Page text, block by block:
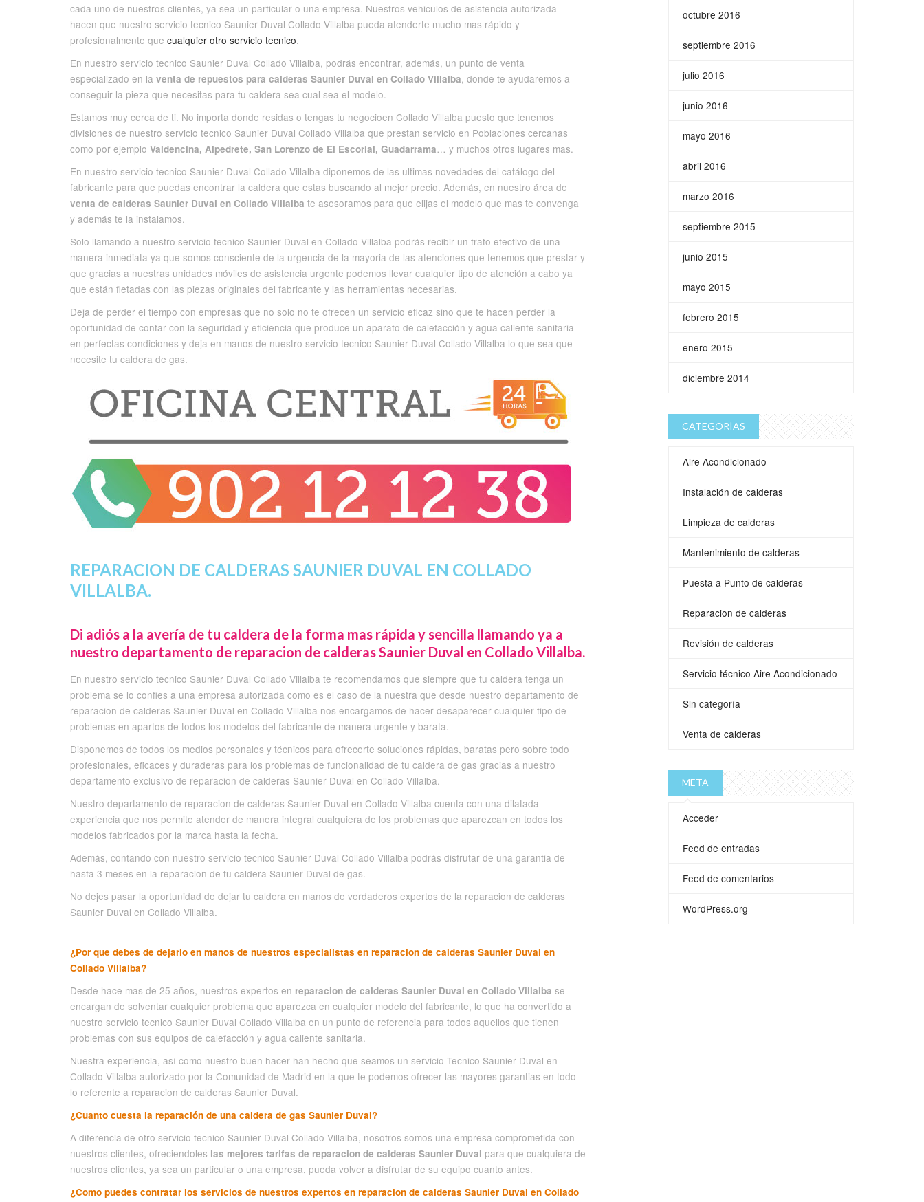
cada uno de nuestros clientes, ya sea un particular o una empresa. Nuestros vehiculos de asistencia autorizada
hacen que nuestro servicio tecnico Saunier Duval Collado Villalba pueda atenderte mucho mas rápido y
profesionalmente que cualquier otro servicio tecnico.
En nuestro servicio tecnico Saunier Duval Collado Villalba, podrás encontrar, además, un punto de venta
especializado en la venta de repuestos para calderas Saunier Duval en Collado Villalba, donde te ayudaremos a
conseguir la pieza que necesitas para tu caldera sea cual sea el modelo.
Estamos muy cerca de ti. No importa donde residas o tengas tu negocioen Collado Villalba puesto que tenemos
divisiones de nuestro servicio tecnico Saunier Duval Collado Villalba que prestan servicio en Poblaciones cercanas
como por ejemplo Valdencina, Alpedrete, San Lorenzo de El Escorial, Guadarrama… y muchos otros lugares mas.
En nuestro servicio tecnico Saunier Duval Collado Villalba diponemos de las ultimas novedades del catálogo del
fabricante para que puedas encontrar la caldera que estas buscando al mejor precio. Además, en nuestro área de
venta de calderas Saunier Duval en Collado Villalba te asesoramos para que elijas el modelo que mas te convenga
y además te la instalamos.
Solo llamando a nuestro servicio tecnico Saunier Duval en Collado Villalba podrás recibir un trato efectivo de una
manera inmediata ya que somos consciente de la urgencia de la mayoria de las atenciones que tenemos que prestar y
que gracias a nuestras unidades móviles de asistencia urgente podemos llevar cualquier tipo de atención a cabo ya
que están fletadas con las piezas originales del fabricante y las herramientas necesarias.
Deja de perder el tiempo con empresas que no solo no te ofrecen un servicio eficaz sino que te hacen perder la
oportunidad de contar con la seguridad y eficiencia que produce un aparato de calefacción y agua caliente sanitaria
en perfectas condiciones y deja en manos de nuestro servicio tecnico Saunier Duval Collado Villalba lo que sea que
necesite tu caldera de gas.
REPARACION DE CALDERAS SAUNIER DUVAL EN COLLADO
VILLALBA.
Di adiós a la avería de tu caldera de la forma mas rápida y sencilla llamando ya a
nuestro departamento de reparacion de calderas Saunier Duval en Collado Villalba.
En nuestro servicio tecnico Saunier Duval Collado Villalba te recomendamos que siempre que tu caldera tenga un
problema se lo confies a una empresa autorizada como es el caso de la nuestra que desde nuestro departamento de
reparacion de calderas Saunier Duval en Collado Villalba nos encargamos de hacer desaparecer cualquier tipo de
problemas en apartos de todos los modelos del fabricante de manera urgente y barata.
Disponemos de todos los medios personales y técnicos para ofrecerte soluciones rápidas, baratas pero sobre todo
profesionales, eficaces y duraderas para los problemas de funcionalidad de tu caldera de gas gracias a nuestro
departamento exclusivo de reparacion de calderas Saunier Duval en Collado Villalba.
Nuestro departamento de reparacion de calderas Saunier Duval en Collado Villalba cuenta con una dilatada
experiencia que nos permite atender de manera integral cualquiera de los problemas que aparezcan en todos los
modelos fabricados por la marca hasta la fecha.
Además, contando con nuestro servicio tecnico Saunier Duval Collado Villalba podrás disfrutar de una garantia de
hasta 3 meses en la reparacion de tu caldera Saunier Duval de gas.
No dejes pasar la oportunidad de dejar tu caldera en manos de verdaderos expertos de la reparacion de calderas
Saunier Duval en Collado Villalba.
¿Por que debes de dejarlo en manos de nuestros especialistas en reparacion de calderas Saunier Duval en
Collado Villalba?
Desde hace mas de 25 años, nuestros expertos en reparacion de calderas Saunier Duval en Collado Villalba se
encargan de solventar cualquier problema que aparezca en cualquier modelo del fabricante, lo que ha convertido a
nuestro servicio tecnico Saunier Duval Collado Villalba en un punto de referencia para todos aquellos que tienen
problemas con sus equipos de calefacción y agua caliente sanitaria.
Nuestra experiencia, así como nuestro buen hacer han hecho que seamos un servicio Tecnico Saunier Duval en
Collado Villalba autorizado por la Comunidad de Madrid en la que te podemos ofrecer las mayores garantias en todo
lo referente a reparacion de calderas Saunier Duval.
¿Cuanto cuesta la reparación de una caldera de gas Saunier Duval?
A diferencia de otro servicio tecnico Saunier Duval Collado Villalba, nosotros somos una empresa comprometida con
nuestros clientes, ofreciendoles las mejores tarifas de reparacion de calderas Saunier Duval para que cualquiera de
nuestros clientes, ya sea un particular o una empresa, pueda volver a disfrutar de su equipo cuanto antes.
¿Como puedes contratar los servicios de nuestros expertos en reparacion de calderas Saunier Duval en Collado
octubre 2016
septiembre 2016
julio 2016
junio 2016
mayo 2016
abril 2016
marzo 2016
septiembre 2015
junio 2015
mayo 2015
febrero 2015
enero 2015
diciembre 2014
CATEGORÍAS
Aire Acondicionado
Instalación de calderas
Limpieza de calderas
Mantenimiento de calderas
Puesta a Punto de calderas
Reparacion de calderas
Revisión de calderas
Servicio técnico Aire Acondicionado
Sin categoría
Venta de calderas
META
Acceder
Feed de entradas
Feed de comentarios
WordPress.org